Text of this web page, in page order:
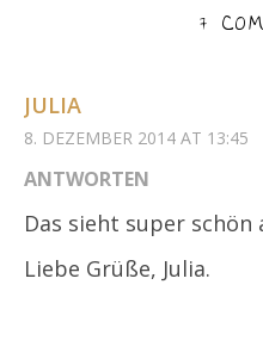
7
JULIA
8. DEZEMBER 2014 AT 13:45
ANTWORTEN
Das sieht super schön
Liebe Grüße, Julia.